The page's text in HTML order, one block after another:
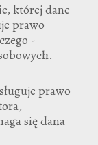
której dane
prawo
-
prawo
się dana